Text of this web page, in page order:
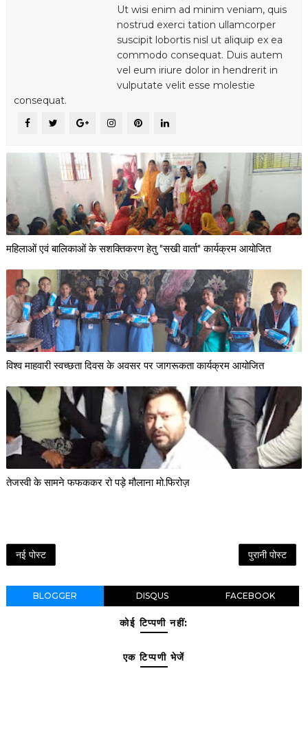
Ut wisi enim ad minim veniam, quis
nostrud exerci tation ullamcorper
suscipit lobortis nisl ut aliquip ex ea
commodo consequat. Duis autem
vel eum iriure dolor in hendrerit in
vulputate velit esse molestie
consequat.
महिलाओं एवं बालिकाओं के सशक्तिकरण हेतु "सखी वार्ता" कार्यक्रम आयोजित
विश्व माहवारी स्वच्छता दिवस के अवसर पर जागरूकता कार्यक्रम आयोजित
तेजस्वी के सामने फफककर रो पड़े मौलाना मो.फिरोज़
नई पोस्ट पुरानी पोस्ट
BLOGGER DISQUS FACEBOOK
कोई टिप्पणी नहीं:
एक टिप्पणी भेजें